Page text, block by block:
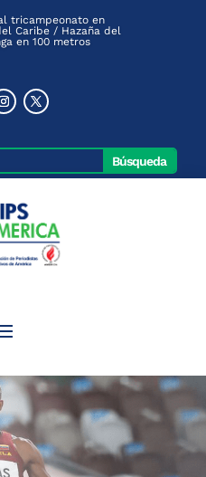
tricampeonato en
Caribe / Hazaña del
en 100 metros